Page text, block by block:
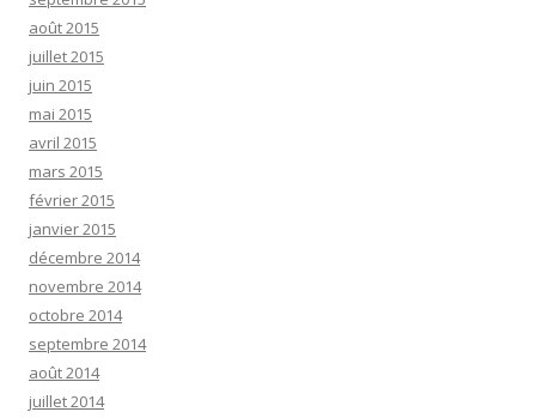
août 2015
juillet 2015
juin 2015
mai 2015
avril 2015
mars 2015
février 2015
janvier 2015
décembre 2014
novembre 2014
octobre 2014
septembre 2014
août 2014
juillet 2014